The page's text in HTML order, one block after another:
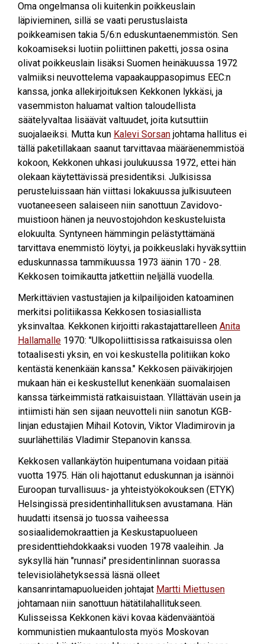
Oma ongelmansa oli kuitenkin poikkeuslain
läpivieminen, sillä se vaati perustuslaista
poikkeamisen takia 5/6:n eduskuntaenemmistön. Sen
kokoamiseksi luotiin poliittinen paketti, jossa osina
olivat poikkeuslain lisäksi Suomen heinäkuussa 1972
valmiiksi neuvottelema vapaakauppasopimus EEC:n
kanssa, jonka allekirjoituksen Kekkonen lykkäsi, ja
vasemmiston haluamat valtion taloudellista
säätelyvaltaa lisäävät valtuudet, joita kutsuttiin
suojalaeiksi. Mutta kun Kalevi Sorsan johtama hallitus ei
tällä paketillakaan saanut tarvittavaa määräenemmistöä
kokoon, Kekkonen uhkasi joulukuussa 1972, ettei hän
olekaan käytettävissä presidentiksi. Julkisissa
perusteluissaan hän viittasi lokakuussa julkisuuteen
vuotaneeseen salaiseen niin sanottuun Zavidovo-
muistioon hänen ja neuvostojohdon keskusteluista
elokuulta. Syntyneen hämmingin pelästyttämänä
tarvittava enemmistö löytyi, ja poikkeuslaki hyväksyttiin
eduskunnassa tammikuussa 1973 äänin 170 - 28.
Kekkosen toimikautta jatkettiin neljällä vuodella.
Merkittävien vastustajien ja kilpailijoiden katoaminen
merkitsi politiikassa Kekkosen tosiasiallista
yksinvaltaa. Kekkonen kirjoitti rakastajattarelleen Anita
Hallamalle 1970: "Ulkopoliittisissa ratkaisuissa olen
totaalisesti yksin, en voi keskustella politiikan koko
kentästä kenenkään kanssa." Kekkosen päiväkirjojen
mukaan hän ei keskustellut kenenkään suomalaisen
kanssa tärkeimmistä ratkaisuistaan. Yllättävän usein ja
intiimisti hän sen sijaan neuvotteli niin sanotun KGB-
linjan edustajien Mihail Kotovin, Viktor Vladimirovin ja
suurlähettiläs Vladimir Stepanovin kanssa.
Kekkosen vallankäytön huipentumana voidaan pitää
vuotta 1975. Hän oli hajottanut eduskunnan ja isännöi
Euroopan turvallisuus- ja yhteistyökokouksen (ETYK)
Helsingissä presidentinhallituksen avustamana. Hän
huudatti itsensä jo tuossa vaiheessa
sosiaalidemokraattien ja Keskustapuolueen
presidenttiehdokkaaksi vuoden 1978 vaaleihin. Ja
syksyllä hän "runnasi" presidentinlinnan suorassa
televisiolähetyksessä läsnä olleet
kansanrintamapuolueiden johtajat Martti Miettusen
johtamaan niin sanottuun hätätilahallitukseen.
Kulisseissa Kekkonen kävi kovaa kädenvääntöä
kommunistien mukaantulosta myös Moskovan